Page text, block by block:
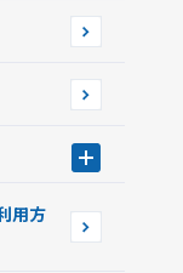
済）
用方